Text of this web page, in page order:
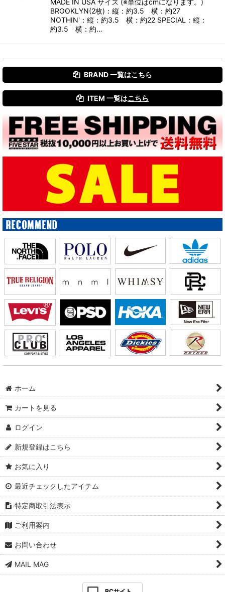
MADE IN USA サイズ (※単位はcmになります。)
BROOKLYN(2枚)：縦：約3.5 横：約27
NOTHIN'：縦：約3.5 横：約22 SPECIAL：縦：
約3.5 横：約…
BRAND 一覧はこちら
ITEM 一覧はこちら
ホーム
カートを見る
ログイン
新規登録はこちら
お気に入り
最近チェックしたアイテム
特定商取引法表示
ご利用案内
お問い合わせ
MAIL MAG